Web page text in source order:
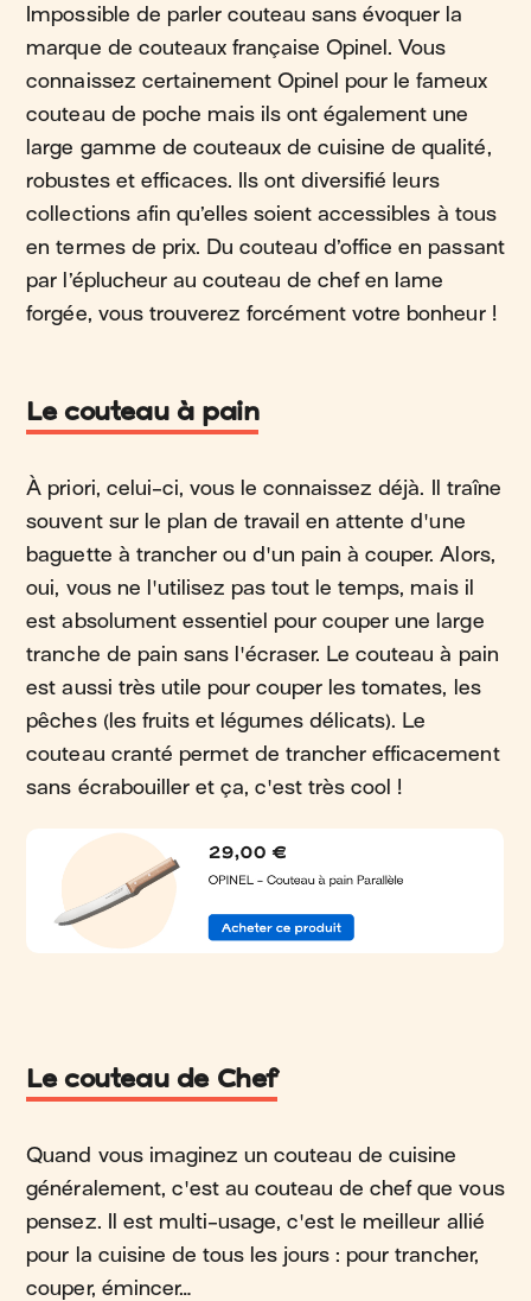
Impossible de parler couteau sans évoquer la
marque de couteaux française Opinel. Vous
connaissez certainement Opinel pour le fameux
couteau de poche mais ils ont également une
large gamme de couteaux de cuisine de qualité,
robustes et efficaces. Ils ont diversifié leurs
collections afin qu’elles soient accessibles à tous
en termes de prix. Du couteau d’office en passant
par l’éplucheur au couteau de chef en lame
forgée, vous trouverez forcément votre bonheur !
Le couteau à pain
À priori, celui-ci, vous le connaissez déjà. Il traîne
souvent sur le plan de travail en attente d'une
baguette à trancher ou d'un pain à couper. Alors,
oui, vous ne l'utilisez pas tout le temps, mais il
est absolument essentiel pour couper une large
tranche de pain sans l'écraser. Le couteau à pain
est aussi très utile pour couper les tomates, les
pêches (les fruits et légumes délicats). Le
couteau cranté permet de trancher efficacement
sans écrabouiller et ça, c'est très cool !
Le couteau de Chef
Quand vous imaginez un couteau de cuisine
généralement, c'est au couteau de chef que vous
pensez. Il est multi-usage, c'est le meilleur allié
pour la cuisine de tous les jours : pour trancher,
couper, émincer…